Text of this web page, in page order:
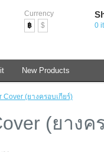
Currency
฿
$ 0
New Products
Cover (ยางครอบเกียร์)
(ยางค